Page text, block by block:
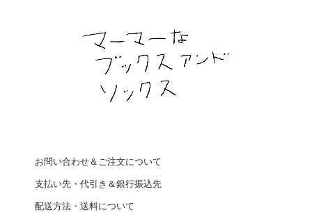
お問い合わせ＆ご注文について
支払い先・代引き＆銀行振込先
配送方法・送料について